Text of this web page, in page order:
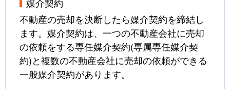
媒介契約
不動産の売却を決断したら媒介契約を締結し
ます。媒介契約は、一つの不動産会社に売却
の依頼をする専任媒介契約(専属専任媒介契
約)と複数の不動産会社に売却の依頼ができる
一般媒介契約があります。